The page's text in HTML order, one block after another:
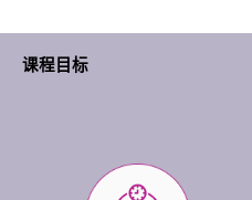
课程目标